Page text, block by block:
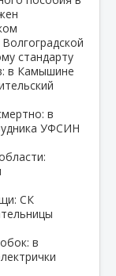
стандарту
в Камышине
в
УФСИН
СК
в